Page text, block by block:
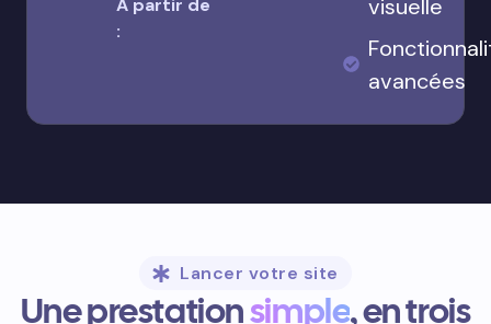
:
visuelle
avancées
Lancer votre site
Une prestationsimple, en trois